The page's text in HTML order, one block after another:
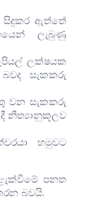
ඇත්තේ
ලැබුණු
ලක්ෂයක
සැකකරු
වන සැකකරු
නීත්‍යානුකූලව
හමුවට
පනත
බවයි.